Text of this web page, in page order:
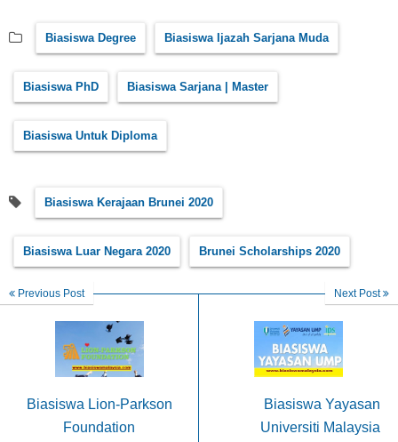
Biasiswa Degree Biasiswa Ijazah Sarjana Muda
Biasiswa PhD Biasiswa Sarjana | Master
Biasiswa Untuk Diploma
Biasiswa Kerajaan Brunei 2020
Biasiswa Luar Negara 2020 Brunei Scholarships 2020
Previous Post
Biasiswa Lion-Parkson
Foundation
Next Post
Biasiswa Yayasan
Universiti Malaysia